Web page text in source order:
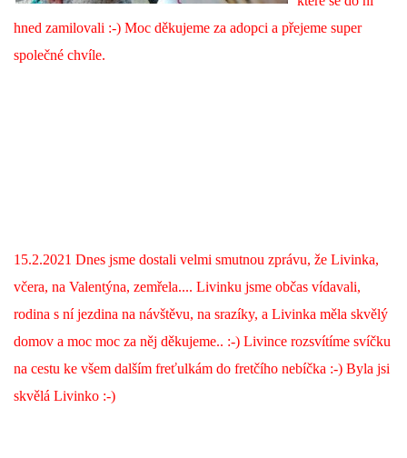
JAK NÁM POMOCI - POMÁHAJÍ NÁM :-)
Fretky Boleslav, z.s.
hned zamilovali :-) Moc děkujeme za adopci a přejeme super
společné chvíle.
15.2.2021 Dnes jsme dostali velmi smutnou zprávu, že Livinka,
včera, na Valentýna, zemřela.... Livinku jsme občas vídavali,
rodina s ní jezdina na návštěvu, na srazíky, a Livinka měla skvělý
domov a moc moc za něj děkujeme.. :-) Livince rozsvítíme svíčku
na cestu ke všem dalším freťulkám do fretčího nebíčka :-) Byla jsi
skvělá Livinko :-)